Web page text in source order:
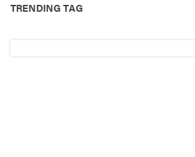
TRENDING TAG